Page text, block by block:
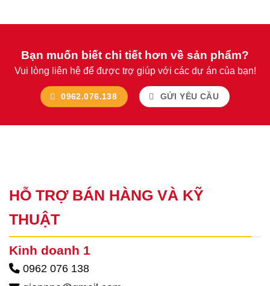
Bạn muốn biết chi tiết hơn về sản phẩm?
Vui lòng liên hệ để được trợ giúp với các dự án của bạn!
0962.076.138 GỬI YÊU CẦU
HỖ TRỢ BÁN HÀNG VÀ KỸ
THUẬT
Kinh doanh 1
0962 076 138